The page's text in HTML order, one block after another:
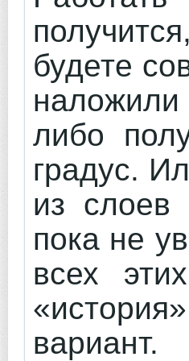
будете
либо
градус.
из слоев
пока не
всех
вариант.